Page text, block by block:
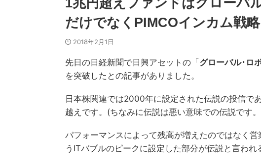
1兆円超えファンドはグローバ
だけでなくPIMCOインカム戦
2018年2月1日
先日の日経新聞で日興アセットの「 グローバル･ロ
を突破したとの記事がありました。
日本株関連では2000年に設定された伝説の投信で
越えです。(ちなみに伝説は悪い意味での伝説です。
パフォーマンスによって残高が増えたのではなく
うITバブルのピークに設定した部分が伝説と言われ